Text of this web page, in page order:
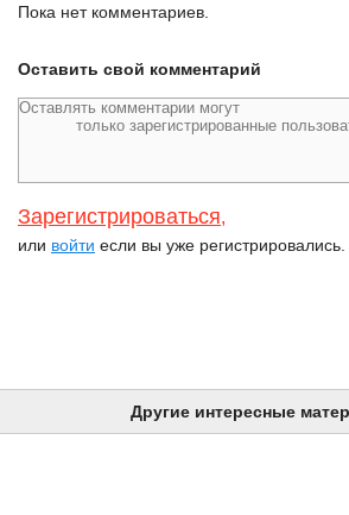
Пока нет комментариев.
Оставить свой комментарий
Зарегистрироваться,
или войти если вы уже регистрировались.
Другие интересные